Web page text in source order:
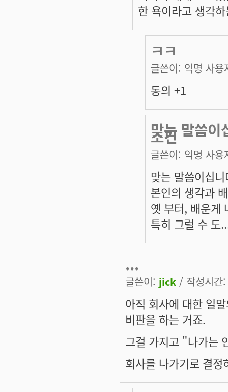
한 욕이라고 생각
ㅋㅋ
글쓴이: 익명 사용
동의 +1
맞는 말씀이
조건
글쓴이: 익명 사용
맞는 말씀이십
본인의 생각과
옛 부터, 배운게
특히 그럴 수 도
...
글쓴이: jick / 작성시
아직 회사에 대한 일
비판을 하는 거죠.
그걸 가지고 "나가는
회사를 나가기로 결